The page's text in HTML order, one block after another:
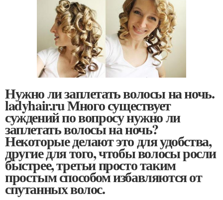
Нужно ли заплетать волосы на ночь.
ladyhair.ru Много существует
суждений по вопросу нужно ли
заплетать волосы на ночь?
Некоторые делают это для удобства,
другие для того, чтобы волосы росли
быстрее, третьи просто таким
простым способом избавляются от
спутанных волос.